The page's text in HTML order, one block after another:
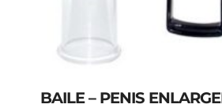
BAILE – PENIS